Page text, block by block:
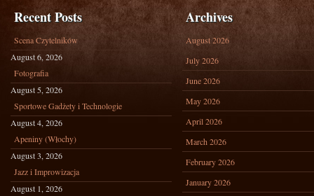
Recent Posts
Scena Czytelników
August 6, 2026
Fotografia
August 5, 2026
Sportowe Gadżety i Technologie
August 4, 2026
Apeniny (Włochy)
August 3, 2026
Jazz i Improwizacja
August 1, 2026
Archives
August 2026
July 2026
June 2026
May 2026
April 2026
March 2026
February 2026
January 2026